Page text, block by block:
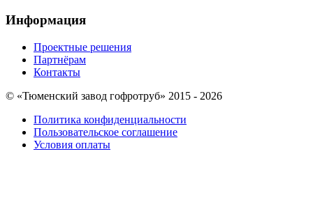
Информация
Проектные решения
Партнёрам
Контакты
© «Тюменский завод гофротруб» 2015 - 2026
Политика конфиденциальности
Пользовательское соглашение
Условия оплаты